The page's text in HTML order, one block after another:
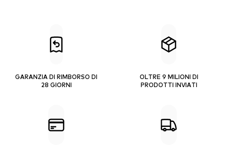
GARANZIA DI RIMBORSO DI
28 GIORNI
OLTRE 9 MILIONI DI
PRODOTTI INVIATI